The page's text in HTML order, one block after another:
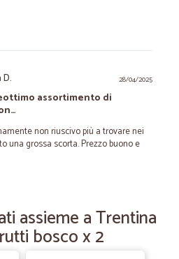
28/04/2025
D.
assortimento di
non riuscivo più a trovare nei
una grossa scorta. Prezzo buono e
assieme a Trentina
bosco x 2